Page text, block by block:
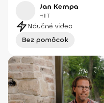
Jan Kempa
HIIT
Náučné video
Bez pomôcok